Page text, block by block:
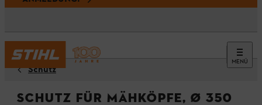
MENÜ
Schutz
Schutz für Mähköpfe, Ø 350